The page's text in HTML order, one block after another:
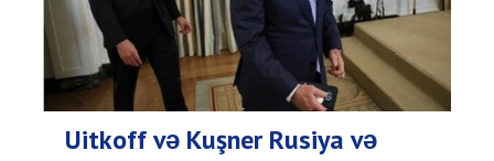
Uitkoff və Kuşner Rusiya və